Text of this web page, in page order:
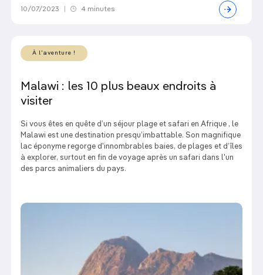
10/07/2023 4 minutes
À l'aventure !
Malawi : les 10 plus beaux endroits à
visiter
Si vous êtes en quête d’un séjour plage et safari en Afrique , le
Malawi est une destination presqu’imbattable. Son magnifique
lac éponyme regorge d'innombrables baies, de plages et d’îles
à explorer, surtout en fin de voyage après un safari dans l'un
des parcs animaliers du pays.